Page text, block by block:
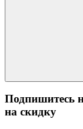
Подпишитесь
на скидку